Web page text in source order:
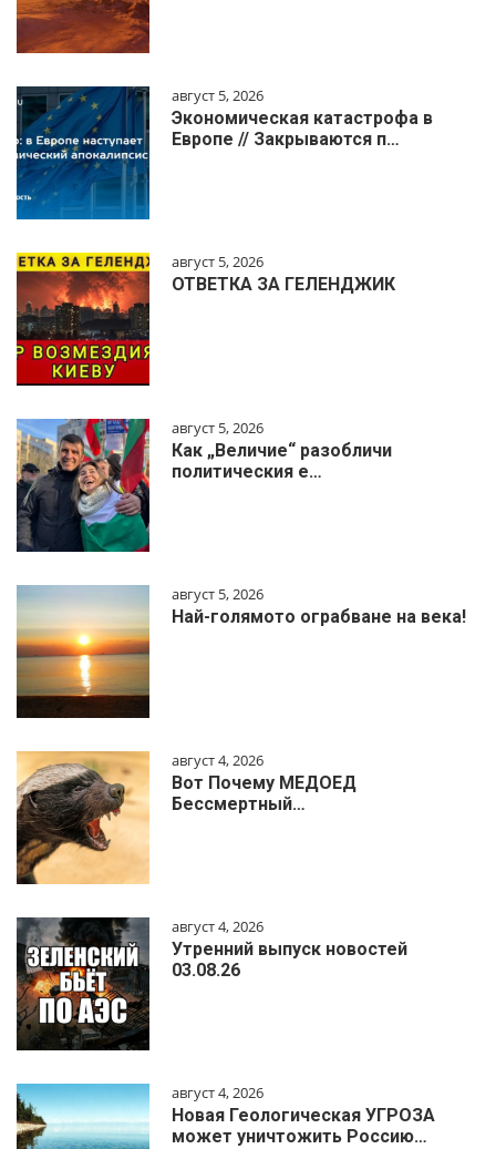
август 5, 2026
Экономическая катастрофа в
Европе // Закрываются п…
август 5, 2026
ОТВЕТКА ЗА ГЕЛЕНДЖИК
август 5, 2026
Как „Величие“ разобличи
политическия е…
август 5, 2026
Най-голямото ограбване на века!
август 4, 2026
Вот Почему МЕДОЕД
Бессмертный…
август 4, 2026
Утренний выпуск новостей
03.08.26
август 4, 2026
Новая Геологическая УГРОЗА
может уничтожить Россию…